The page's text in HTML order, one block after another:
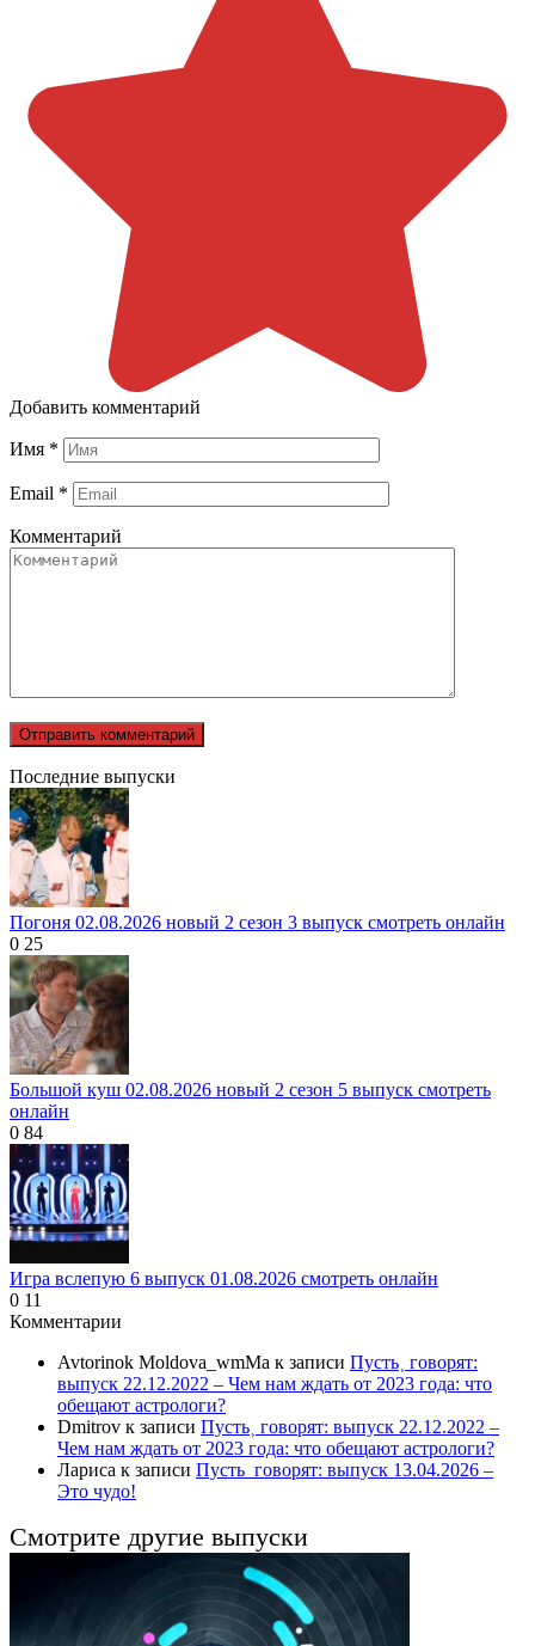
Добавить комментарий
Имя *
Email *
Комментарий
Последние выпуски
Погоня 02.08.2026 новый 2 сезон 3 выпуск смотреть онлайн
0 25
Большой куш 02.08.2026 новый 2 сезон 5 выпуск смотреть
онлайн
0 84
Игра вслепую 6 выпуск 01.08.2026 смотреть онлайн
0 11
Комментарии
Avtorinok Moldova_wmMa к записи Пусть˲ говорят:
выпуск 22.12.2022 – Чем нам ждать от 2023 года: что
обещают астрологи?
Dmitrov к записи Пусть˲ говорят: выпуск 22.12.2022 –
Чем нам ждать от 2023 года: что обещают астрологи?
Лариса к записи Пусть_говорят: выпуск 13.04.2026 –
Это чудо!
Смотрите другие выпуски